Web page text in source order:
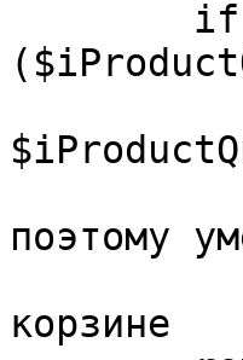
поэтому
корзине